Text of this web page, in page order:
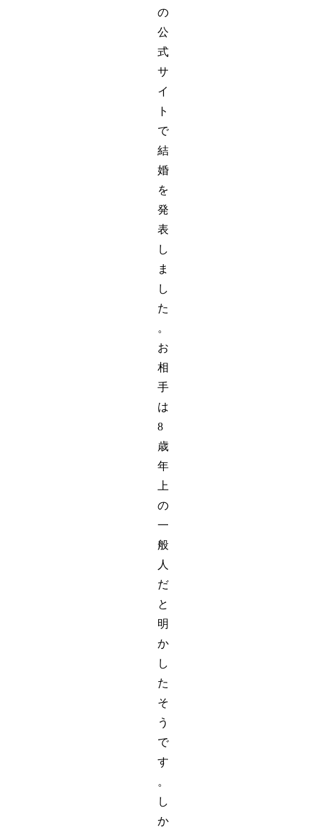
の
公
式
サ
イ
ト
で
結
婚
を
発
表
し
ま
し
た
。
お
相
手
は
8
歳
年
上
の
一
般
人
だ
と
明
か
し
た
そ
う
で
す
。
し
か